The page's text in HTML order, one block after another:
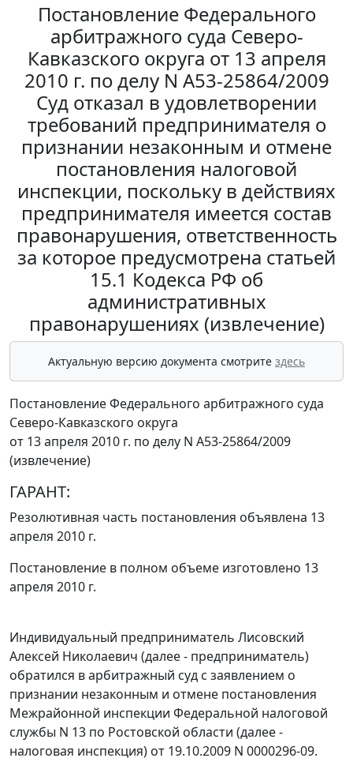
Постановление Федерального
арбитражного суда Северо-
Кавказского округа от 13 апреля
2010 г. по делу N А53-25864/2009
Суд отказал в удовлетворении
требований предпринимателя о
признании незаконным и отмене
постановления налоговой
инспекции, поскольку в действиях
предпринимателя имеется состав
правонарушения, ответственность
за которое предусмотрена статьей
15.1 Кодекса РФ об
административных
правонарушениях (извлечение)
Актуальную версию документа смотрите здесь
Постановление Федерального арбитражного суда
Северо-Кавказского округа
от 13 апреля 2010 г. по делу N А53-25864/2009
(извлечение)
ГАРАНТ:
Резолютивная часть постановления объявлена 13
апреля 2010 г.
Постановление в полном объеме изготовлено 13
апреля 2010 г.
Индивидуальный предприниматель Лисовский
Алексей Николаевич (далее - предприниматель)
обратился в арбитражный суд с заявлением о
признании незаконным и отмене постановления
Межрайонной инспекции Федеральной налоговой
службы N 13 по Ростовской области (далее -
налоговая инспекция) от 19.10.2009 N 0000296-09.